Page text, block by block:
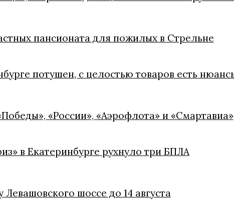
пансионата для пожилых в Стрельне
потушен, с целостью товаров есть
«России», «Аэрофлота» и «Смартавиа»
в Екатеринбурге рухнуло три БПЛА
шоссе до 14 августа